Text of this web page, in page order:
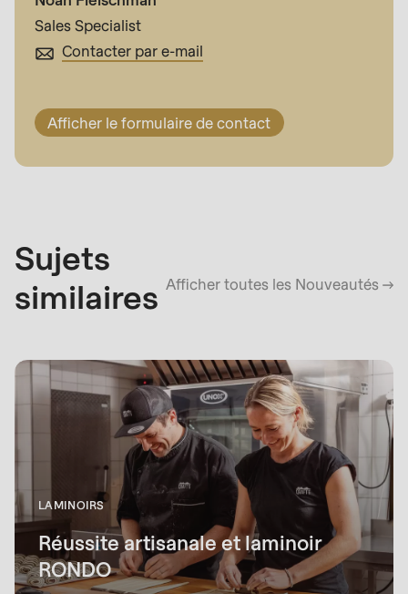
Sales Specialist
Contacter par e-mail
Afficher le formulaire de contact
Sujets
similaires Afficher toutes les Nouveautés
LAMINOIRS
Réussite artisanale et laminoir
RONDO